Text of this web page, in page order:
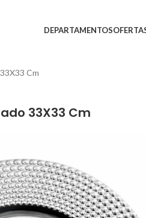
DEPARTAMENTOS
Cm
33X33 Cm